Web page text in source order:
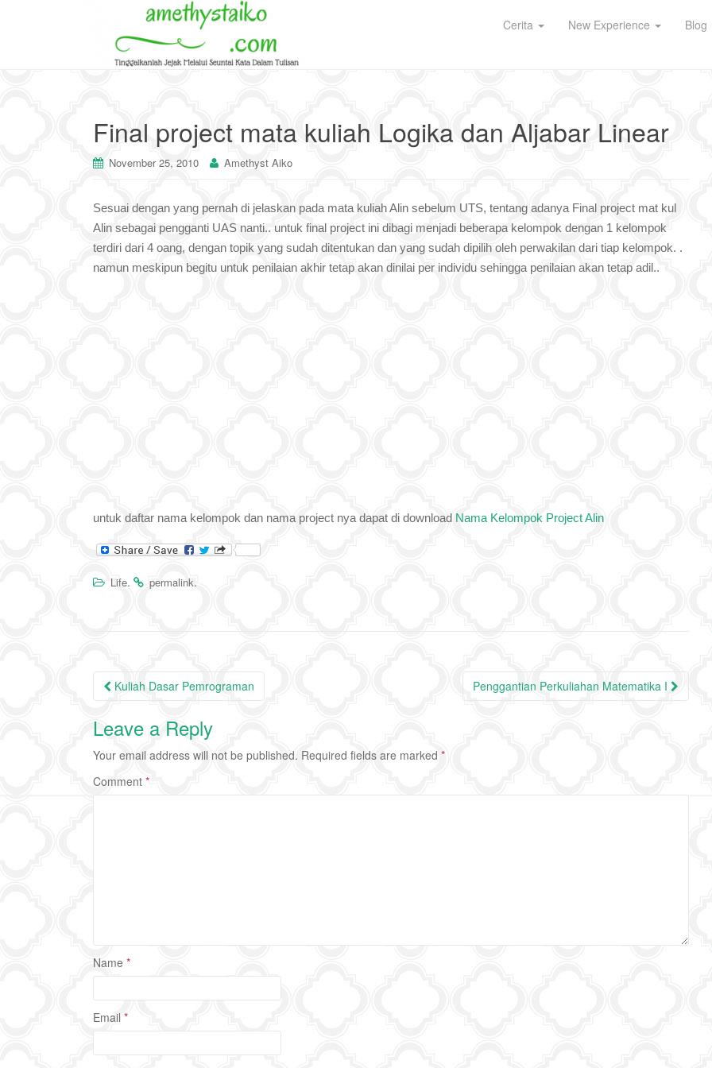
Cerita New Experience Blog
Final project mata kuliah Logika dan Aljabar Linear
November 25, 2010 Amethyst Aiko
Sesuai dengan yang pernah di jelaskan pada mata kuliah Alin sebelum UTS, tentang adanya Final project mat kul
Alin sebagai pengganti UAS nanti.. untuk final project ini dibagi menjadi beberapa kelompok dengan 1 kelompok
terdiri dari 4 oang, dengan topik yang sudah ditentukan dan yang sudah dipilih oleh perwakilan dari tiap kelompok. .
namun meskipun begitu untuk penilaian akhir tetap akan dinilai per individu sehingga penilaian akan tetap adil..
untuk daftar nama kelompok dan nama project nya dapat di download Nama Kelompok Project Alin
Life. permalink.
Post
Kuliah Dasar Pemrograman Penggantian Perkuliahan Matematika I
Leave a Reply
Your email address will not be published. Required fields are marked *
Comment *
Name *
Email *